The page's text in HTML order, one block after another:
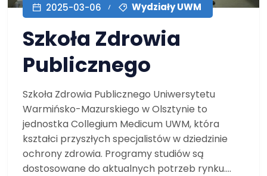
2025-03-06 Wydziały UWM
Szkoła Zdrowia
Publicznego
Szkoła Zdrowia Publicznego Uniwersytetu
Warmińsko-Mazurskiego w Olsztynie to
jednostka Collegium Medicum UWM, która
kształci przyszłych specjalistów w dziedzinie
ochrony zdrowia. Programy studiów są
dostosowane do aktualnych potrzeb rynku....